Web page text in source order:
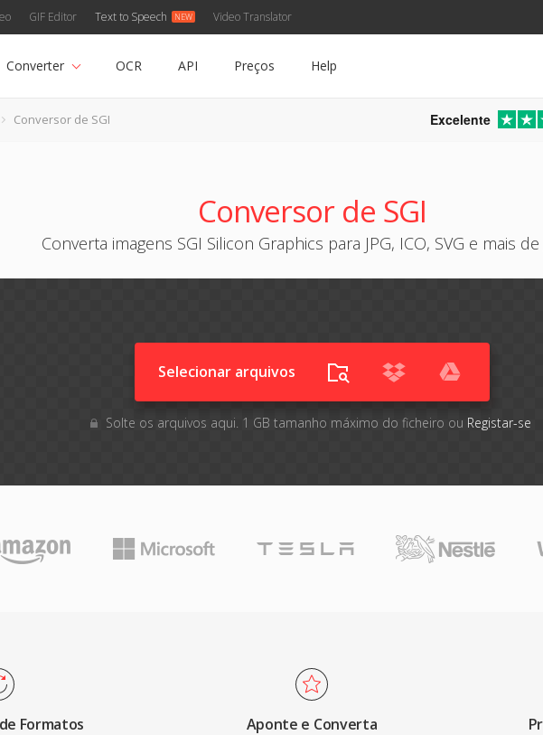
GIF Editor Text to Speech Video Translator
Converter OCR API Preços Help
Conversor de SGI Excelente
Conversor de SGI
Converta imagens SGI Silicon Graphics para JPG, ICO, SVG e mais de
Selecionar arquivos
Solte os arquivos aqui. 1 GB tamanho máximo do ficheiro ou Registar-se
Formatos Aponte e Converta